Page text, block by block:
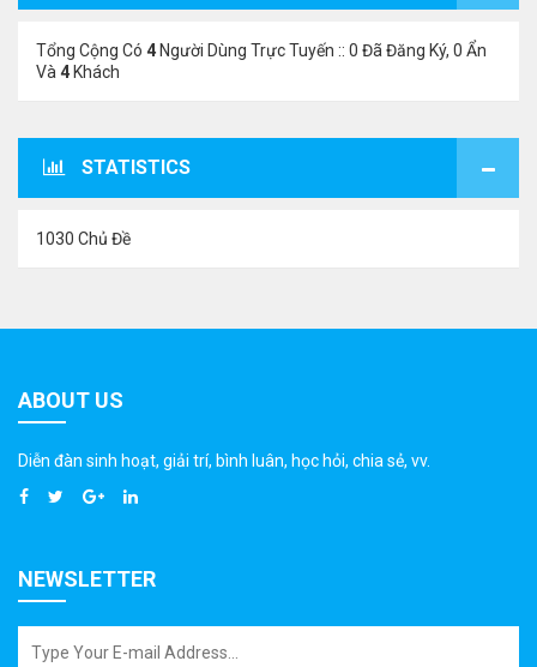
Tổng Cộng Có 4 Người Dùng Trực Tuyến :: 0 Đã Đăng Ký, 0 Ẩn
Và 4 Khách
STATISTICS
1030 Chủ Đề
ABOUT US
Diễn đàn sinh hoạt, giải trí, bình luân, học hỏi, chia sẻ, vv.
NEWSLETTER